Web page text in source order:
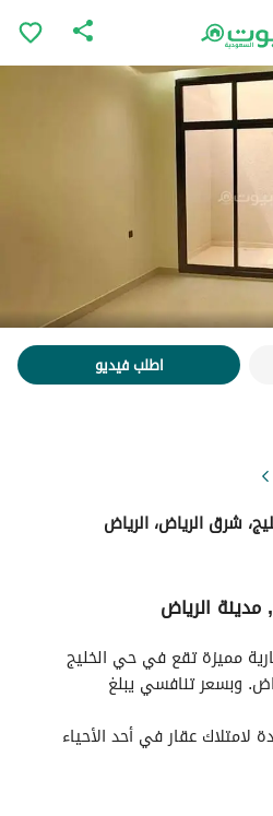
اطلب فيديو
شرق الرياض، الرياض
الإعلان
الرياض
وبسعر تنافسي يبلغ